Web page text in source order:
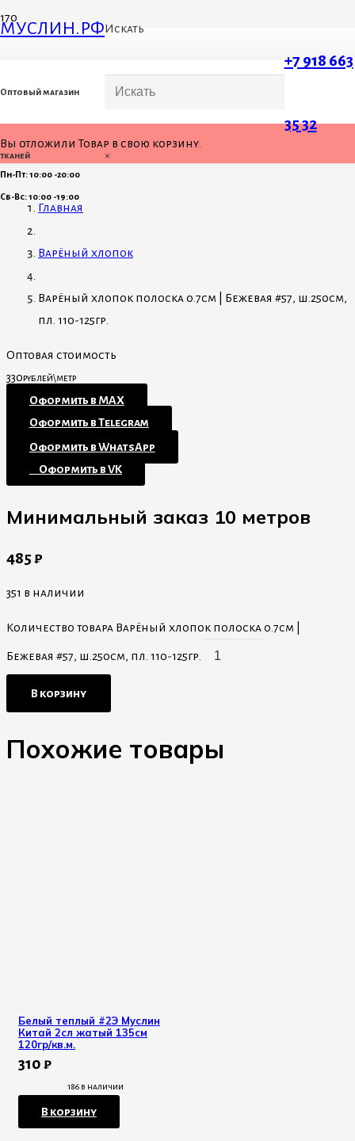
МУСЛИН.РФ
Оптовый магазин
тканей
Искать
×
+7 918 663
35 32
Вы отложилиТовар в свою корзину.
Пн-Пт: 10:00 -20:00
Сб-Вс: 10:00 -19:00
Главная
Варёный хлопок
Варёный хлопок полоска 0.7см | Бежевая #57, ш.250см,
пл. 110-125гр.
Оптовая стоимость
330рублей\метр
Оформить в MAX
Оформить в Telegram
Оформить в WhatsApp
⠀Оформить в VK
Минимальный заказ 10 метров
485₽
351 в наличии
Количество товара Варёный хлопок полоска 0.7см |
Бежевая #57, ш.250см, пл. 110-125гр.
В корзину
Похожие товары
Белый теплый #2Э Муслин
Китай 2сл жатый 135см
120гр/кв.м.
310₽
186 в наличии
В корзину